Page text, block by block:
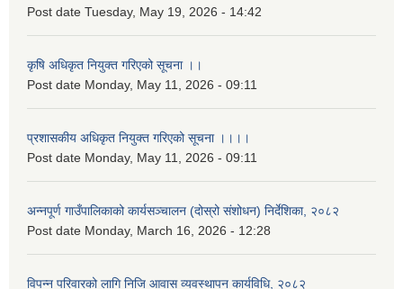
Post date Tuesday, May 19, 2026 - 14:42
कृषि अधिकृत नियुक्त गरिएको सूचना ।।
Post date Monday, May 11, 2026 - 09:11
प्रशासकीय अधिकृत नियुक्त गरिएको सूचना ।।।।
Post date Monday, May 11, 2026 - 09:11
अन्नपूर्ण गाउँपालिकाको कार्यसञ्चालन (दोस्रो संशोधन) निर्देशिका, २०८२
Post date Monday, March 16, 2026 - 12:28
विपन्न परिवारको लागि निजि आवास व्यवस्थापन कार्यविधि, २०८२